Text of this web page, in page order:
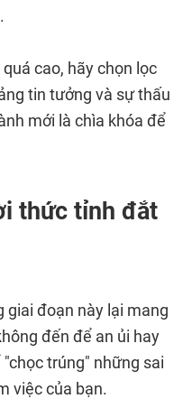
cao, hãy chọn lọc
tin tưởng và sự thấu
mới là chìa khóa để
thức tỉnh đắt
giai đoạn này lại mang
đến để an ủi hay
trúng" những sai
việc của bạn.